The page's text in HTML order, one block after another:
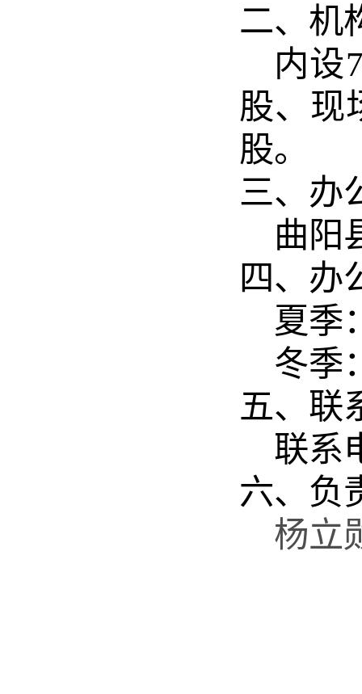
二、机
内设
股、现
股。
三、办
曲阳
四、办
夏季
冬季
五、联
联系
六、负
杨立